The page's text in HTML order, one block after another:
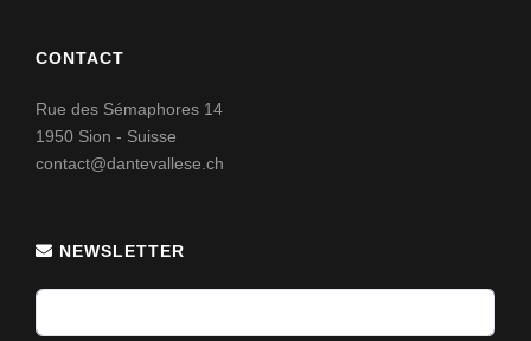
CONTACT
Rue des Sémaphores 14
1950 Sion - Suisse
contact@dantevallese.ch
NEWSLETTER